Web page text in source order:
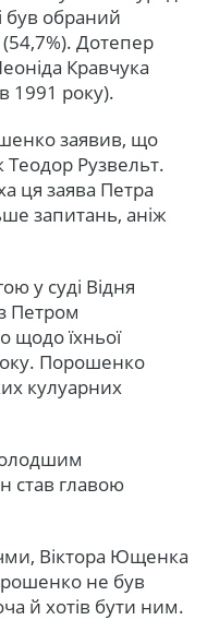
був обраний
Дотепер
Кравчука
1991 року).
заявив, що
Теодор Рузвельт.
ця заява Петра
запитань, аніж
у суді Відня
Петром
щодо їхньої
Порошенко
кулуарних
став главою
Віктора Ющенка
не був
й хотів бути ним.